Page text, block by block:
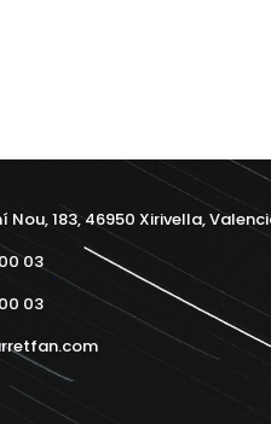
Nou, 183, 46950 Xirivella,
03
03